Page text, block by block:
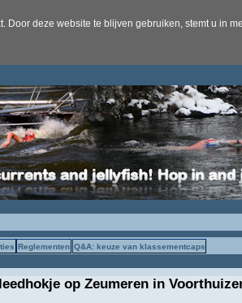
deze website te blijven gebruiken, stemt u in
Reglementen Q&A: keuze van klassementcaps
op Zeumeren in